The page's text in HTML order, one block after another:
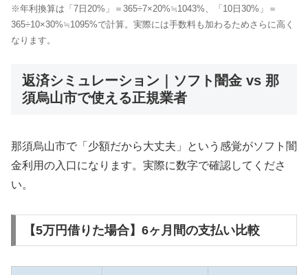
※年利換算は「7日20%」＝365÷7×20%≒1043%、「10日30%」＝
365÷10×30%≒1095%で計算。実際には手数料も加わるためさらに高く
なります。
返済シミュレーション｜ソフト闇金 vs 那
須烏山市で使える正規業者
那須烏山市で「少額だから大丈夫」という感覚がソフト闇
金利用の入口になります。実際に数字で確認してくださ
い。
【5万円借りた場合】6ヶ月間の支払い比較